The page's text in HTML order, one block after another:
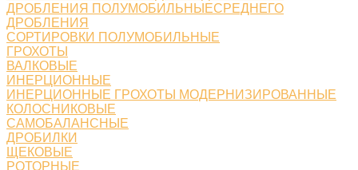
ДРОБЛЕНИЯ ПОЛУМОБИЛЬНЫЕСРЕДНЕГО
ДРОБЛЕНИЯ
СОРТИРОВКИ ПОЛУМОБИЛЬНЫЕ
ГРОХОТЫ
ВАЛКОВЫЕ
ИНЕРЦИОННЫЕ
ИНЕРЦИОННЫЕ ГРОХОТЫ МОДЕРНИЗИРОВАННЫЕ
КОЛОСНИКОВЫЕ
САМОБАЛАНСНЫЕ
ДРОБИЛКИ
ЩЕКОВЫЕ
РОТОРНЫЕ